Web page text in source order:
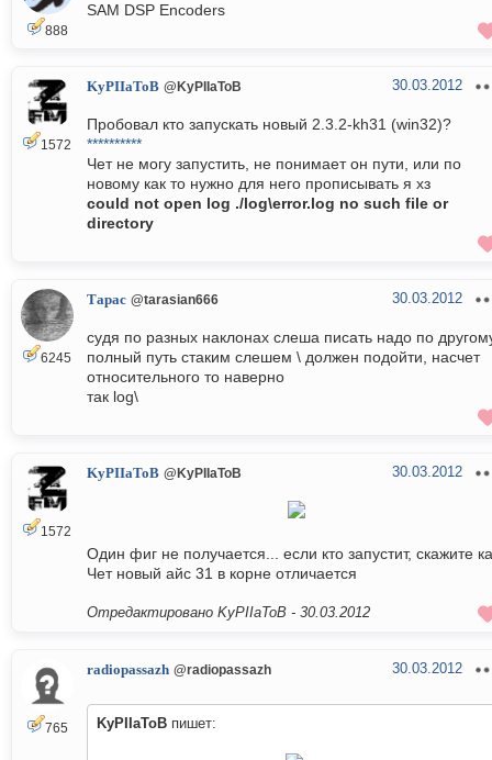
888
SAM DSP Encoders
1572
KyPIIaToB @KyPIIaToB 30.03.2012
Пробовал кто запускать новый 2.3.2-kh31 (win32)?
**********
Чет не могу запустить, не понимает он пути, или по
новому как то нужно для него прописывать я хз
could not open log ./log\error.log no such file or
directory
6245
Тарас @tarasian666 30.03.2012
судя по разных наклонах слеша писать надо по
полный путь стаким слешем \ должен подойти, насчет
относительного то наверно
так log\
1572
KyPIIaToB @KyPIIaToB 30.03.2012
Один фиг не получается... если кто запустит, скажите
Чет новый айс 31 в корне отличается
Отредактировано KyPIIaToB - 30.03.2012
765
radiopassazh @radiopassazh 30.03.2012
KyPIIaToB пишет: